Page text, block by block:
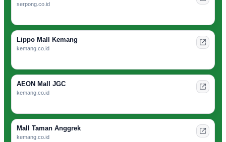
serpong.co.id
Lippo Mall Kemang
kemang.co.id
AEON Mall JGC
kemang.co.id
Mall Taman Anggrek
kemang.co.id